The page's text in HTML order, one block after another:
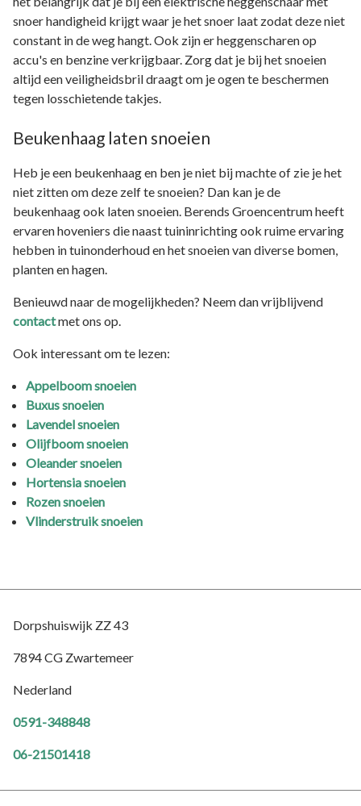
snoer handigheid krijgt waar je het snoer laat zodat deze niet
constant in de weg hangt. Ook zijn er heggenscharen op
accu's en benzine verkrijgbaar. Zorg dat je bij het snoeien
altijd een veiligheidsbril draagt om je ogen te beschermen
tegen losschietende takjes.
Beukenhaag laten snoeien
Heb je een beukenhaag en ben je niet bij machte of zie je het
niet zitten om deze zelf te snoeien? Dan kan je de
beukenhaag ook laten snoeien. Berends Groencentrum heeft
ervaren hoveniers die naast tuininrichting ook ruime ervaring
hebben in tuinonderhoud en het snoeien van diverse bomen,
planten en hagen.
Benieuwd naar de mogelijkheden? Neem dan vrijblijvend
contactmet ons op.
Ook interessant om te lezen:
Appelboom snoeien
Buxus snoeien
Lavendel snoeien
Olijfboom snoeien
Oleander snoeien
Hortensia snoeien
Rozen snoeien
Vlinderstruik snoeien
Dorpshuiswijk ZZ 43
7894 CG Zwartemeer
Nederland
0591-348848
06-21501418